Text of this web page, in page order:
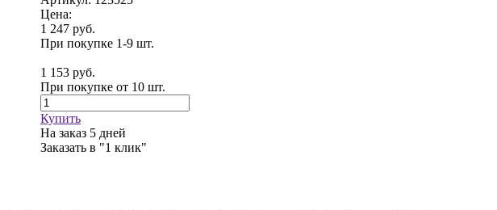
Цена:
1 247 руб.
При покупке 1-9 шт.
1 153 руб.
При покупке от 10 шт.
Купить
На заказ 5 дней
Заказать в "1 клик"